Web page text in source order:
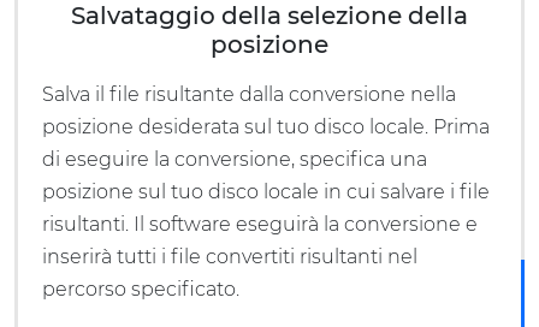
Salvataggio della selezione della
posizione
Salva il file risultante dalla conversione nella
posizione desiderata sul tuo disco locale. Prima
di eseguire la conversione, specifica una
posizione sul tuo disco locale in cui salvare i file
risultanti. Il software eseguirà la conversione e
inserirà tutti i file convertiti risultanti nel
percorso specificato.